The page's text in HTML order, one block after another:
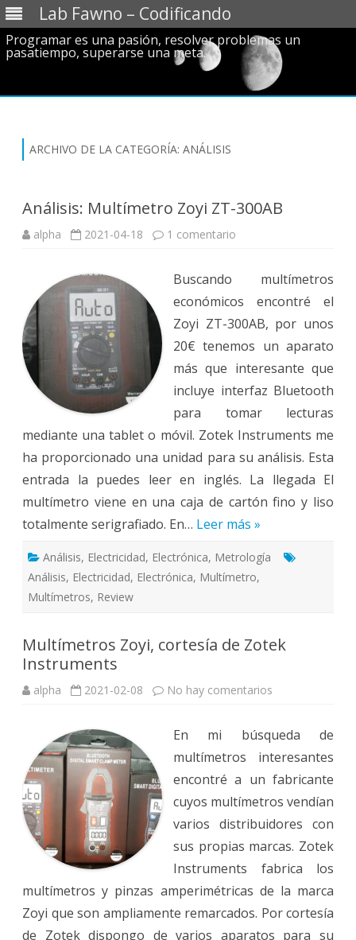
Lab Fawno – Codificando
Programar es una pasión, resolver problemas un
pasatiempo, superarse una meta.
ARCHIVO DE LA CATEGORÍA: ANÁLISIS
Análisis: Multímetro Zoyi ZT-300AB
alpha 2021-04-18 1 comentario
Buscando multímetros
económicos encontré el
Zoyi ZT-300AB, por unos
20€ tenemos un aparato
más que interesante que
incluye interfaz Bluetooth
para tomar lecturas
mediante una tablet o móvil. Zotek Instruments me
ha proporcionado una unidad para su análisis. Esta
entrada la puedes leer en inglés. La llegada El
multímetro viene en una caja de cartón fino y liso
totalmente serigrafiado. En… Leer más »
Análisis, Electricidad, Electrónica, Metrología
Análisis, Electricidad, Electrónica, Multímetro,
Multímetros, Review
Multímetros Zoyi, cortesía de Zotek
Instruments
alpha 2021-02-08 No hay comentarios
de
Instruments
En mi búsqueda de
multímetros interesantes
encontré a un fabricante
cuyos multímetros vendían
varios distribuidores con
sus propias marcas. Zotek
Instruments fabrica los
multímetros y pinzas amperimétricas de la marca
Zoyi que son ampliamente remarcados. Por cortesía
de Zotek dispongo de varios aparatos para su